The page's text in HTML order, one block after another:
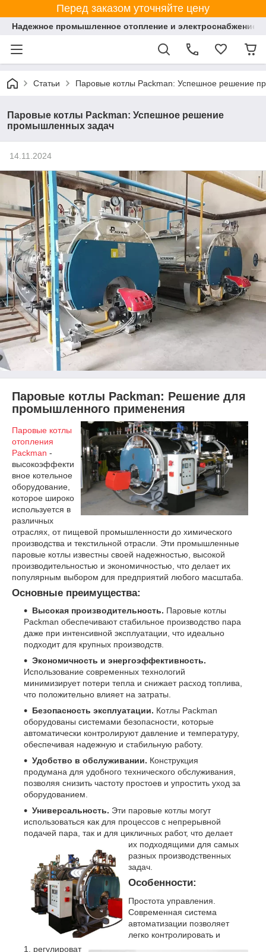
Перед заказом уточняйте цену
Надежное промышленное отопление и электроснабжение
Статьи Паровые котлы Packman: Успешное решение
Паровые котлы Packman: Успешное решение
промышленных задач
14.11.2024
Паровые котлы Packman: Решение для
промышленного применения
Паровые котлы
отопления
Packman -
высокоэффекти
вное котельное
оборудование,
которое широко
используется в
различных
отраслях, от пищевой промышленности до химического
производства и текстильной отрасли. Эти промышленные
паровые котлы известны своей надежностью, высокой
производительностью и экономичностью, что делает их
популярным выбором для предприятий любого масштаба.
Основные преимущества:
Высокая производительность. Паровые котлы
Packman обеспечивают стабильное производство пара
даже при интенсивной эксплуатации, что идеально
подходит для крупных производств.
Экономичность и энергоэффективность.
Использование современных технологий
минимизирует потери тепла и снижает расход топлива,
что положительно влияет на затраты.
Безопасность эксплуатации. Котлы Packman
оборудованы системами безопасности, которые
автоматически контролируют давление и температуру,
обеспечивая надежную и стабильную работу.
Удобство в обслуживании. Конструкция
продумана для удобного технического обслуживания,
позволяя снизить частоту простоев и упростить уход за
оборудованием.
Универсальность. Эти паровые котлы могут
использоваться как для процессов с непрерывной
подачей пара, так и для цикличных работ, что делает
их подходящими для самых
разных производственных
задач.
Особенности:
Простота управления.
Современная система
автоматизации позволяет
легко контролировать и
регулироват